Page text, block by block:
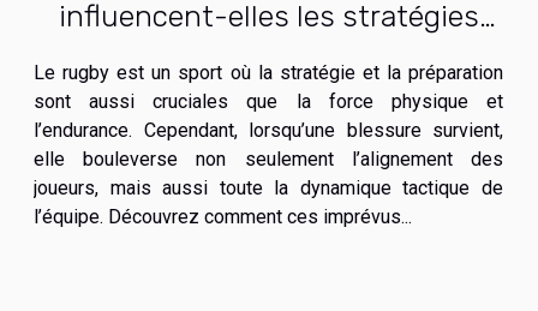
influencent-elles les stratégies
Le rugby est un sport où la stratégie et la préparation
sont aussi cruciales que la force physique et
l’endurance. Cependant, lorsqu’une blessure survient,
elle bouleverse non seulement l’alignement des
joueurs, mais aussi toute la dynamique tactique de
l’équipe. Découvrez comment ces imprévus...